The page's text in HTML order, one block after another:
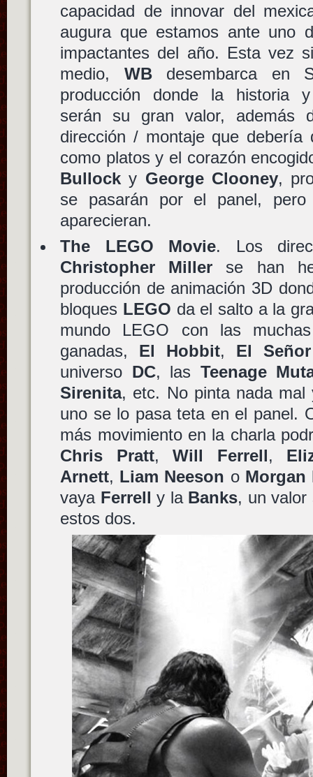
capacidad de innovar del
augura que estamos ante uno
impactantes del año. Esta vez
medio, WBdesembarca en
producción donde la historia
serán su gran valor, además
dirección / montaje que debería
como platos y el corazón
Bullock y George Clooney,
se pasarán por el panel,
aparecieran.
The LEGO Movie. Los
Christopher Miller se han
producción de animación 3D
bloques LEGO da el salto a la
mundo LEGO con las
ganadas, El Hobbit, El
universo DC, las Teenage
Sirenita, etc. No pinta nada mal
uno se lo pasa teta en el panel.
más movimiento en la charla
Chris Pratt,Will Ferrell,
Arnett, Liam Neeson o Morgan
vaya Ferrell y la Banks, un valor
estos dos.